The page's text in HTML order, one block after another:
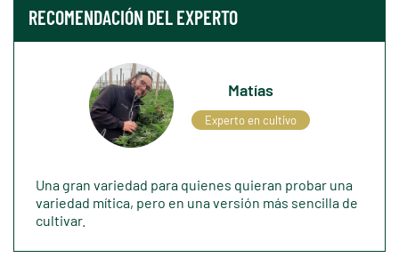
RECOMENDACIÓN DEL EXPERTO
Matías
Experto en cultivo
Una gran variedad para quienes quieran probar una
variedad mítica, pero en una versión más sencilla de
cultivar.